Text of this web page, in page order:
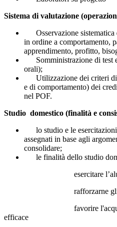
Sistema di valutazione
Osservazione sistematica
in ordine a comportamento,
apprendimento, profitto,
Somministrazione di test
orali);
Utilizzazione dei criteri di
e di comportamento) dei
nel POF.
Studio domestico (finalità e
lo studio e le esercitazioni
assegnati in base agli
consolidare;
le finalità dello studio
esercitare
rafforzarne gli
favorire l'acquisizione
efficace